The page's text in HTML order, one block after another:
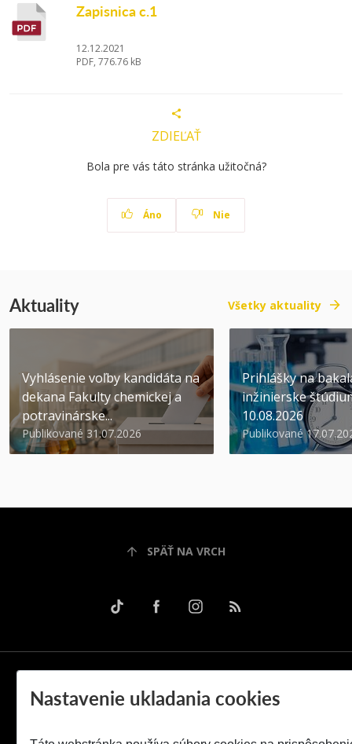
Zapisnica c.1
12.12.2021
PDF, 776.76 kB
ZDIEĽAŤ
Bola pre vás táto stránka užitočná?
Áno Nie
Aktuality Všetky aktuality
Vyhlásenie voľby kandidáta na
dekana Fakulty chemickej a
potravinárske...
Publikované 31.07.2026
Prihlášky na
inžinierske
10.08.2026
Publikované
SPÄŤ NA VRCH
Nastavenie ukladania cookies